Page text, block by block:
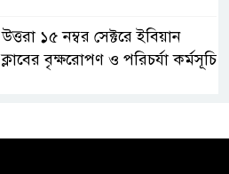
উত্তরা ১৫ নম্বর সেক্টরে ইবিয়ান
ক্লাবের বৃক্ষরোপণ ও পরিচর্যা কর্মসূচি
জামায়াত